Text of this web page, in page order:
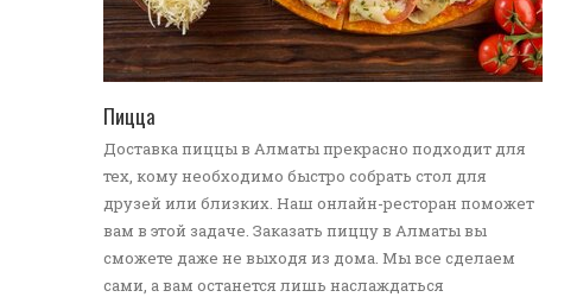
Пицца
Доставка пиццы в Алматы прекрасно подходит для
тех, кому необходимо быстро собрать стол для
друзей или близких. Наш онлайн-ресторан поможет
вам в этой задаче. Заказать пиццу в Алматы вы
сможете даже не выходя из дома. Мы все сделаем
сами, а вам останется лишь наслаждаться